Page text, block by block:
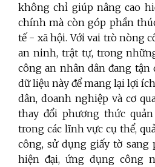
không chỉ giúp nâng cao
chính mà còn góp phần
tế - xã hội. Với vai trò nòng
an ninh, trật tự, trong
công an nhân dân đang
dữ liệu này để mang lại lợi
dân, doanh nghiệp và cơ
thay đổi phương thức
trong các lĩnh vực cụ thể,
công, sử dụng giấy tờ sang
hiện đại, ứng dụng công